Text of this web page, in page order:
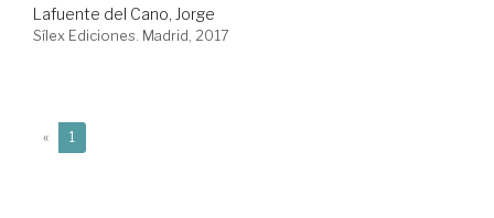
Lafuente del Cano, Jorge
Sílex Ediciones. Madrid, 2017
« 1